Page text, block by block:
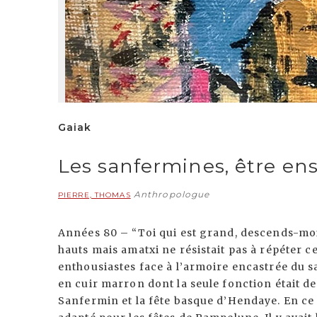
Gaiak
Les sanfermines, être
PIERRE, THOMAS Anthropologue
Années 80 – “Toi qui est grand, descends-
hauts mais amatxi ne résistait pas à répéter
enthousiastes face à l’armoire encastrée du
en cuir marron dont la seule fonction était
Sanfermin et la fête basque d’Hendaye. En